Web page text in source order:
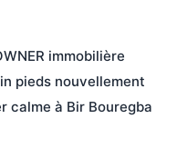
immobilière
pieds nouvellement
calme à Bir Bouregba